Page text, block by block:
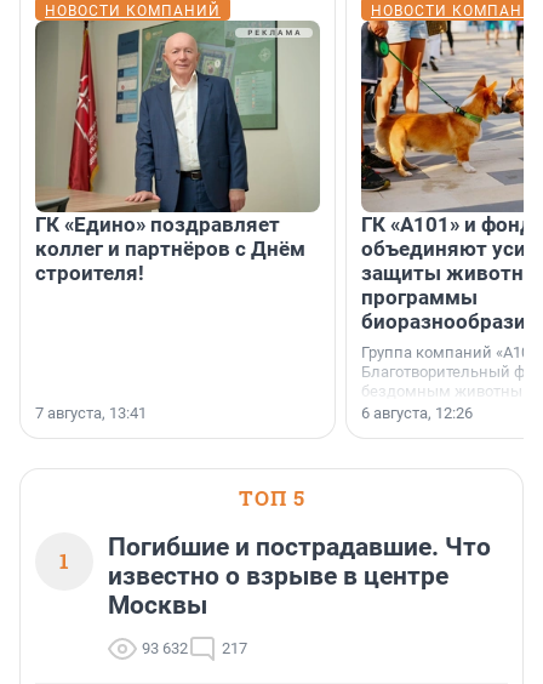
НОВОСТИ КОМПАНИЙ
ГК «Едино» поздравляет
коллег и партнёров с Днём
строителя!
7 августа, 13:41
НОВОСТИ
ГК «А101» и фонд
объединяют
защиты
программы
биоразнообразия
Группа компаний
Благотворительный
бездомным животным
заключили соглашение
6 августа, 12:26
ТОП 5
1
Погибшие и пострадавшие. Что
известно о взрыве в центре
Москвы
93 632 217